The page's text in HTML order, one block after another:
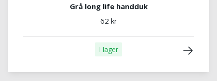
Grå long life handduk
62 kr
I lager